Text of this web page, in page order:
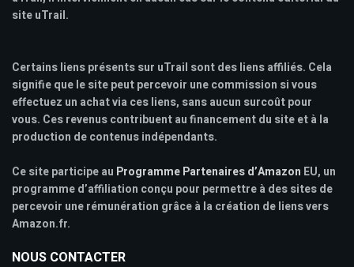
site uTrail.
Certains liens présents sur uTrail sont des liens affiliés. Cela
signifie que le site peut percevoir une commission si vous
effectuez un achat via ces liens, sans aucun surcoût pour
vous. Ces revenus contribuent au financement du site et à la
production de contenus indépendants.
Ce site participe au Programme Partenaires d’Amazon EU, un
programme d’affiliation conçu pour permettre à des sites de
percevoir une rémunération grâce à la création de liens vers
Amazon.fr.
NOUS CONTACTER